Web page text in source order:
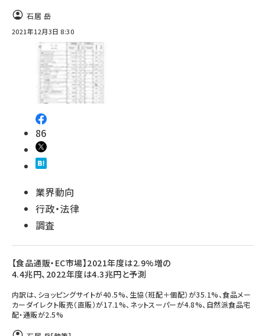
石居 岳
2021年12月3日 8:30
86
業界動向
行政・法律
調査
【食品通販・EC市場】2021年度は2.9%増の
4.4兆円、2022年度は4.3兆円と予測
内訳は、ショッピングサイトが40.5%、生協（班配＋個配）が35.1%、食品メー
カーダイレクト販売（直販）が17.1%、ネットスーパーが4.8%、自然派食品宅
配・通販が2.5%